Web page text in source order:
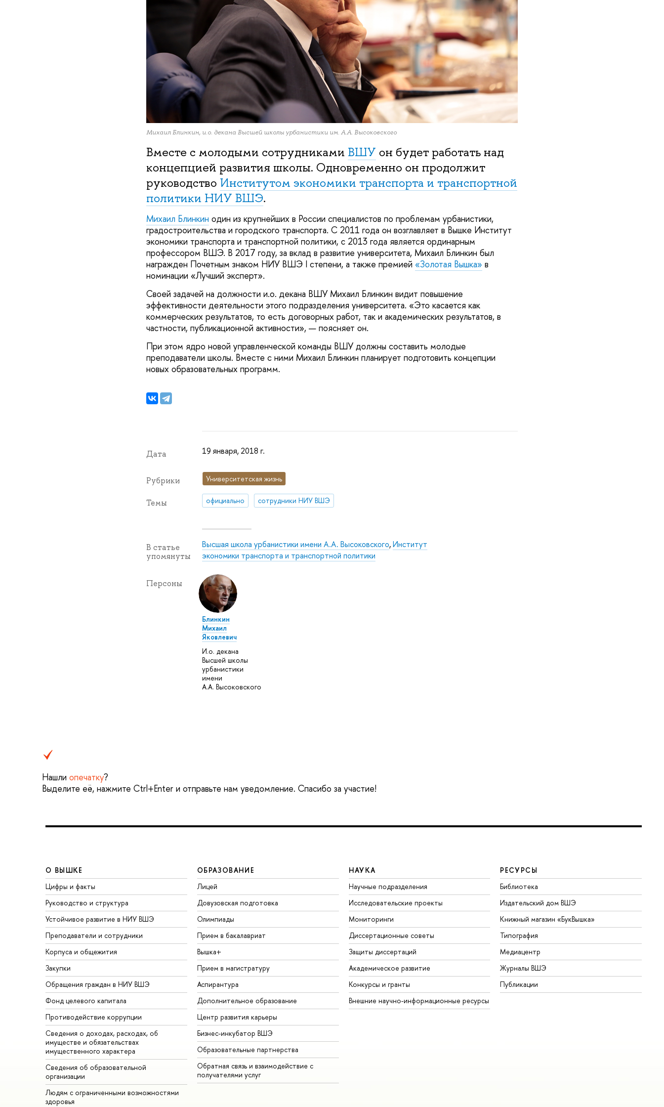
Михаил Блинкин, и.о. декана Высшей школы урбанистики им. А.А. Высоковского
Вместе с молодыми сотрудниками ВШУ он будет работать над
концепцией развития школы. Одновременно он продолжит
руководство Институтом экономики транспорта и транспортной
политики НИУ ВШЭ.
Михаил Блинкин один из крупнейших в России специалистов по проблемам урбанистики,
градостроительства и городского транспорта. С 2011 года он возглавляет в Вышке Институт
экономики транспорта и транспортной политики, с 2013 года является ординарным
профессором ВШЭ. В 2017 году, за вклад в развитие университета, Михаил Блинкин был
награжден Почетным знаком НИУ ВШЭ I степени, а также премией «Золотая Вышка» в
номинации «Лучший эксперт».
Своей задачей на должности и.о. декана ВШУ Михаил Блинкин видит повышение
эффективности деятельности этого подразделения университета. «Это касается как
коммерческих результатов, то есть договорных работ, так и академических результатов, в
частности, публикационной активности», — поясняет он.
При этом ядро новой управленческой команды ВШУ должны составить молодые
преподаватели школы. Вместе с ними Михаил Блинкин планирует подготовить концепции
новых образовательных программ.
Дата 19 января, 2018 г.
Рубрики Университетская жизнь
Темы официально сотрудники НИУ ВШЭ
В статье
упомянуты
Высшая школа урбанистики имени А.А. Высоковского,Институт
экономики транспорта и транспортной политики
Персоны
Блинкин
Михаил
Яковлевич
И.о. декана
Высшей школы
урбанистики
имени
А.А. Высоковского
Нашли опечатку?
Выделите её, нажмите Ctrl+Enter и отправьте нам уведомление. Спасибо за участие!
О ВЫШКЕ
Цифры и факты
Руководство и структура
Устойчивое развитие в НИУ ВШЭ
Преподаватели и сотрудники
Корпуса и общежития
Закупки
Обращения граждан в НИУ ВШЭ
Фонд целевого капитала
Противодействие коррупции
Сведения о доходах, расходах, об
имуществе и обязательствах
имущественного характера
Сведения об образовательной
организации
Людям с ограниченными возможностями
здоровья
ОБРАЗОВАНИЕ
Лицей
Довузовская подготовка
Олимпиады
Прием в бакалавриат
Вышка+
Прием в магистратуру
Аспирантура
Дополнительное образование
Центр развития карьеры
Бизнес-инкубатор ВШЭ
Образовательные партнерства
Обратная связь и взаимодействие с
получателями услуг
НАУКА
Научные подразделения
Исследовательские проекты
Мониторинги
Диссертационные советы
Защиты диссертаций
Академическое развитие
Конкурсы и гранты
Внешние научно-информационные ресурсы
РЕСУРСЫ
Библиотека
Издательский дом ВШЭ
Книжный магазин «БукВышка»
Типография
Медиацентр
Журналы ВШЭ
Публикации